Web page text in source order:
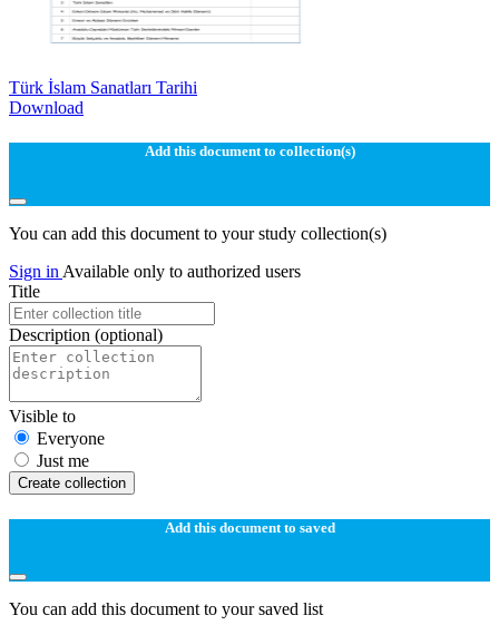
Türk İslam Sanatları Tarihi
Download
Add this document to collection(s)
You can add this document to your study collection(s)
Sign in Available only to authorized users
Title
Description (optional)
Visible to
Everyone
Just me
Create collection
Add this document to saved
You can add this document to your saved list